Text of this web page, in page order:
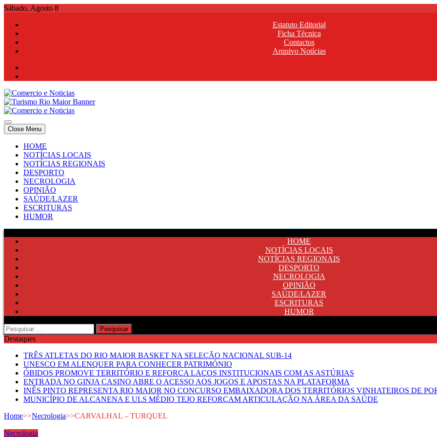
Skip
content
Sábado, Agosto 8
Estatuto Editorial
Ficha Técnica
Contactos
Arquivo Notícias
Comercio e Noticias
Notícias e Publicidade Online
Comercio e Noticias
Notícias e Publicidade Online
Close Menu
HOME
NOTÍCIAS LOCAIS
NOTÍCIAS REGIONAIS
DESPORTO
NECROLOGIA
OPINIÃO
SAÚDE/LAZER
ESCRITURAS
HUMOR
HOME
NOTÍCIAS LOCAIS
NOTÍCIAS REGIONAIS
DESPORTO
NECROLOGIA
OPINIÃO
SAÚDE/LAZER
ESCRITURAS
HUMOR
Pesquisar
por:
Destaques
TRÊS ATLETAS DO RIO MAIOR BASKET NA SELEÇÃO NACIONAL SUB-14
UNESCO EM ALENQUER PARA CONHECER PATRIMÓNIO
ÓBIDOS PROMOVE TERRITÓRIO E REFORÇA LAÇOS INSTITUCIONAIS COM AS ASTÚRIAS
ENTRADA NO GINJA CASINO ABRE O ACESSO AOS JOGOS E APOSTAS NA PLATAFORMA
INÊS PINTO REPRESENTA RIO MAIOR NO CONCURSO EMBAIXADORA DOS TERRITÓRIOS VINHATEIROS DE
MUNICÍPIO DE ALCANENA E ULS MÉDIO TEJO REFORÇAM ARTICULAÇÃO NA ÁREA DA SAÚDE
Home>>Necrologia>>CARVALHAL – TURQUEL
Necrologia